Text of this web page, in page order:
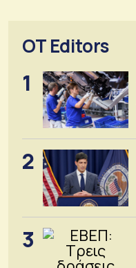
OT Editors
1
2
3